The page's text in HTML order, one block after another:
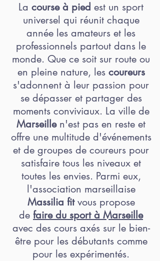
La course à pied est un sport
universel qui réunit chaque
année les amateurs et les
professionnels partout dans le
monde. Que ce soit sur route ou
en pleine nature, les coureurs
s'adonnent à leur passion pour
se dépasser et partager des
moments conviviaux. La ville de
Marseille n'est pas en reste et
offre une multitude d'événements
et de groupes de coureurs pour
satisfaire tous les niveaux et
toutes les envies. Parmi eux,
l'association marseillaise
Massilia fitvous propose
de faire du sport à Marseille
avec des cours axés sur le bien-
être pour les débutants comme
pour les expérimentés.